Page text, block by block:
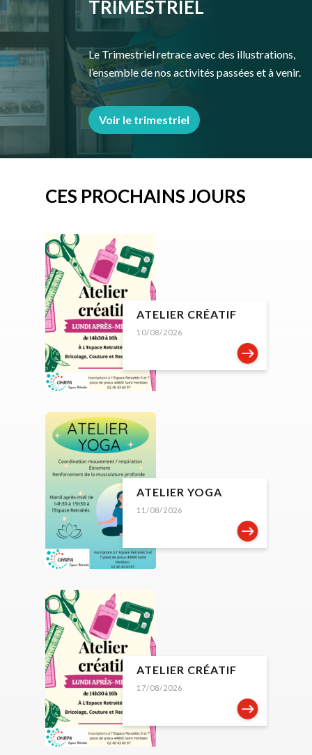
TRIMESTRIEL
Le Trimestriel retrace avec des illustrations,
l’ensemble de nos activités passées et à venir.
Voir le trimestriel
CES PROCHAINS JOURS
10/08/2026
ATELIER CRÉATIF
11/08/2026
ATELIER YOGA
17/08/2026
ATELIER CRÉATIF